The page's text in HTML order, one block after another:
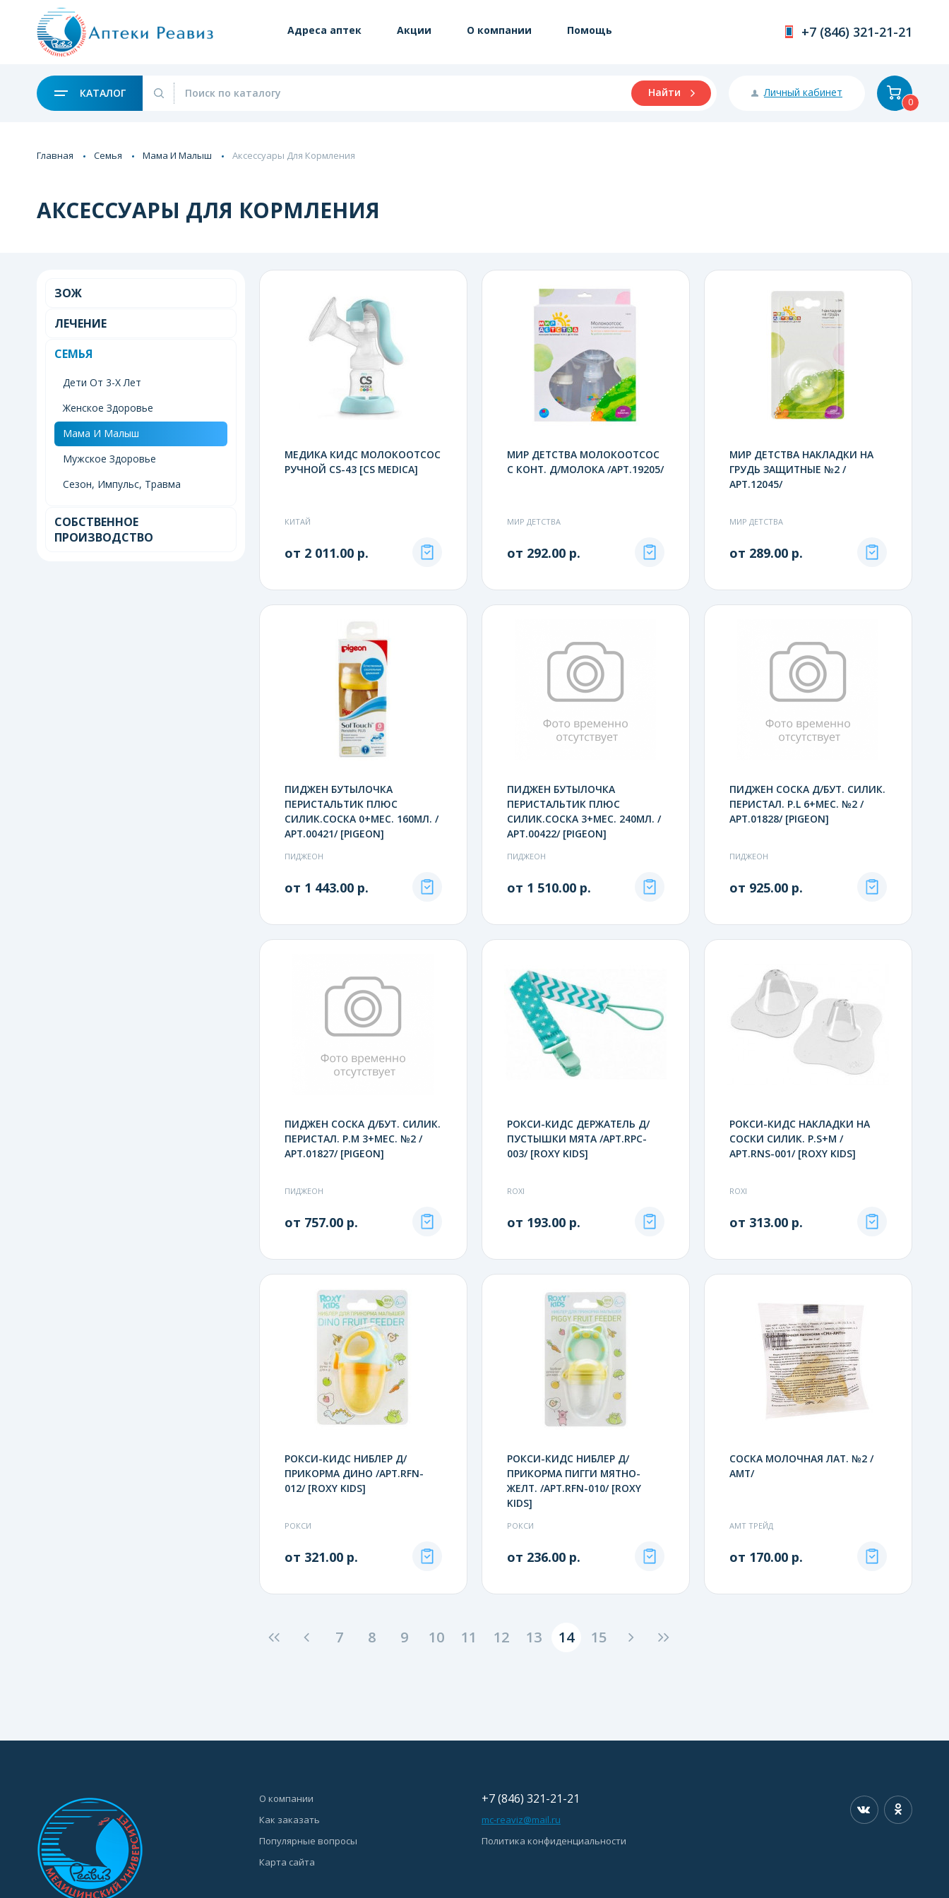
Адреса аптек Акции О компании Помощь +7 (846) 321-21-21
КАТАЛОГ Найти Личный кабинет
0
Главная Семья Мама И Малыш Аксессуары Для Кормления
АКСЕССУАРЫ ДЛЯ КОРМЛЕНИЯ
ЗОЖ
ЛЕЧЕНИЕ
СЕМЬЯ
Дети От 3-Х Лет
Женское Здоровье
Мама И Малыш
Мужское Здоровье
Сезон, Импульс, Травма
СОБСТВЕННОЕ
ПРОИЗВОДСТВО
МЕДИКА КИДС МОЛОКООТСОС
РУЧНОЙ CS-43 [CS MEDICA]
КИТАЙ
от 2 011.00 р.
МИР ДЕТСТВА МОЛОКООТСОС
С КОНТ. Д/МОЛОКА /АРТ.19205/
МИР ДЕТСТВА
от 292.00 р.
МИР ДЕТСТВА НАКЛАДКИ НА
ГРУДЬ ЗАЩИТНЫЕ №2 /
АРТ.12045/
МИР ДЕТСТВА
от 289.00 р.
ПИДЖЕН БУТЫЛОЧКА
ПЕРИСТАЛЬТИК ПЛЮС
СИЛИК.СОСКА 0+МЕС. 160МЛ. /
АРТ.00421/ [PIGEON]
ПИДЖЕОН
от 1 443.00 р.
ПИДЖЕН БУТЫЛОЧКА
ПЕРИСТАЛЬТИК ПЛЮС
СИЛИК.СОСКА 3+МЕС. 240МЛ. /
АРТ.00422/ [PIGEON]
ПИДЖЕОН
от 1 510.00 р.
ПИДЖЕН СОСКА Д/БУТ. СИЛИК.
ПЕРИСТАЛ. Р.L 6+МЕС. №2 /
АРТ.01828/ [PIGEON]
ПИДЖЕОН
от 925.00 р.
ПИДЖЕН СОСКА Д/БУТ. СИЛИК.
ПЕРИСТАЛ. Р.М 3+МЕС. №2 /
АРТ.01827/ [PIGEON]
ПИДЖЕОН
от 757.00 р.
РОКСИ-КИДС ДЕРЖАТЕЛЬ Д/
ПУСТЫШКИ МЯТА /АРТ.RPC-
003/ [ROXY KIDS]
ROXI
от 193.00 р.
РОКСИ-КИДС НАКЛАДКИ НА
СОСКИ СИЛИК. Р.S+M /
АРТ.RNS-001/ [ROXY KIDS]
ROXI
от 313.00 р.
РОКСИ-КИДС НИБЛЕР Д/
ПРИКОРМА ДИНО /АРТ.RFN-
012/ [ROXY KIDS]
РОКСИ
от 321.00 р.
РОКСИ-КИДС НИБЛЕР Д/
ПРИКОРМА ПИГГИ МЯТНО-
ЖЕЛТ. /АРТ.RFN-010/ [ROXY
KIDS]
РОКСИ
от 236.00 р.
СОСКА МОЛОЧНАЯ ЛАТ. №2 /
АМТ/
АМТ ТРЕЙД
от 170.00 р.
7 8 9 10 11 12 13 14 15
О компании
Как заказать
Популярные вопросы
Карта сайта
+7 (846) 321-21-21
mc-reaviz@mail.ru
Политика конфиденциальности